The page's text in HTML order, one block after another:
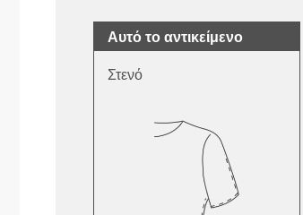
Αυτό το αντικείμενο
Στενό